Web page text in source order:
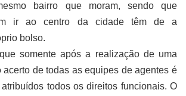
bairro que moram, sendo que
ir ao centro da cidade têm de a
bolso.
somente após a realização de uma
acerto de todas as equipes de agentes é
todos os direitos funcionais. O